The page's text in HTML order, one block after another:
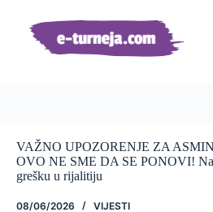
sadržaj
VAŽNO UPOZORENJE ZA
OVO NE SME DA SE PONOVI!
grešku u rijalitiju
08/06/2026 VIJESTI